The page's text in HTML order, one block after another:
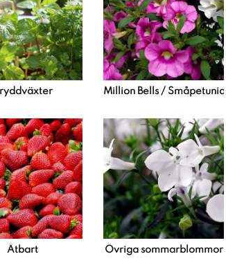
Million Bells / Småpetunia
Ätbart Övriga sommarblommor